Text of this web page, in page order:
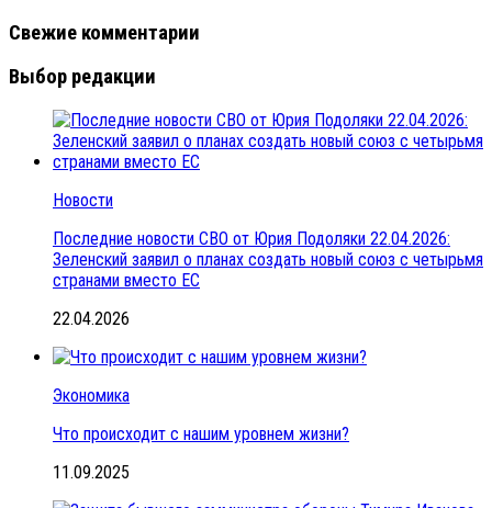
Свежие комментарии
Выбор редакции
Новости
Последние новости СВО от Юрия Подоляки 22.04.2026:
Зеленский заявил о планах создать новый союз с четырьмя
странами вместо ЕС
22.04.2026
Экономика
Что происходит с нашим уровнем жизни?
11.09.2025